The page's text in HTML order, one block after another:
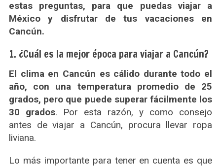
estas preguntas, para que puedas viajar a
México y disfrutar de tus vacaciones en
Cancún.
1. ¿Cuál es la mejor época para viajar a Cancún?
El clima en Cancún es cálido durante todo el
año, con una temperatura promedio de 25
grados, pero que puede superar fácilmente los
30 grados. Por esta razón, y como consejo
antes de viajar a Cancún, procura llevar ropa
liviana.
Lo más importante para tener en cuenta es que